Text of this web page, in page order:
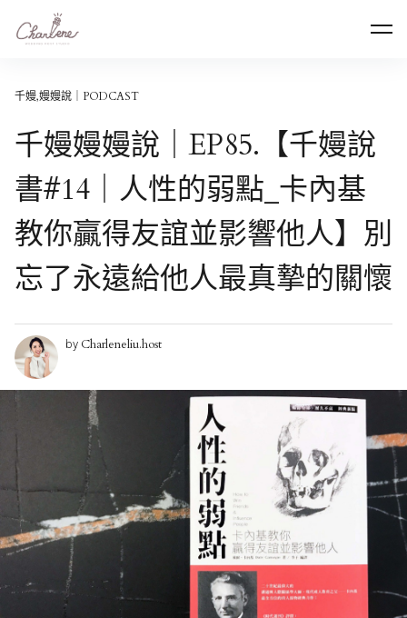
content
專業活動主持人劉千嫚｜媒體活動主持、記者會主
持、中英雙語、品牌發表會主持、活動主持人首選
千嫚,嫚嫚說｜PODCAST
千嫚嫚嫚說｜EP85.【千嫚說
書#14｜人性的弱點_卡內基
教你贏得友誼並影響他人】別
忘了永遠給他人最真摯的關懷
by Charleneliu.host